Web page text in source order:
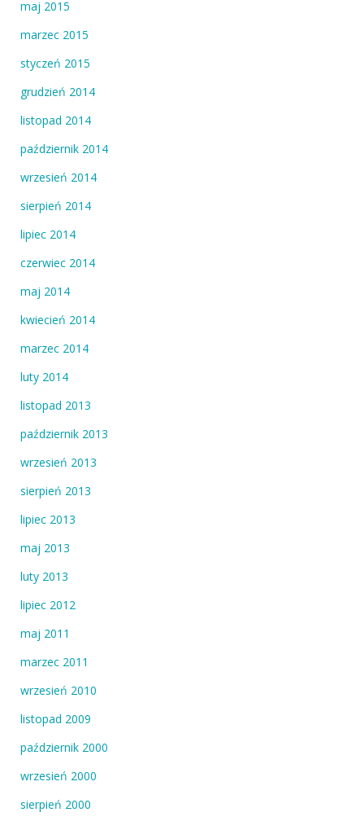
maj 2015
marzec 2015
styczeń 2015
grudzień 2014
listopad 2014
październik 2014
wrzesień 2014
sierpień 2014
lipiec 2014
czerwiec 2014
maj 2014
kwiecień 2014
marzec 2014
luty 2014
listopad 2013
październik 2013
wrzesień 2013
sierpień 2013
lipiec 2013
maj 2013
luty 2013
lipiec 2012
maj 2011
marzec 2011
wrzesień 2010
listopad 2009
październik 2000
wrzesień 2000
sierpień 2000